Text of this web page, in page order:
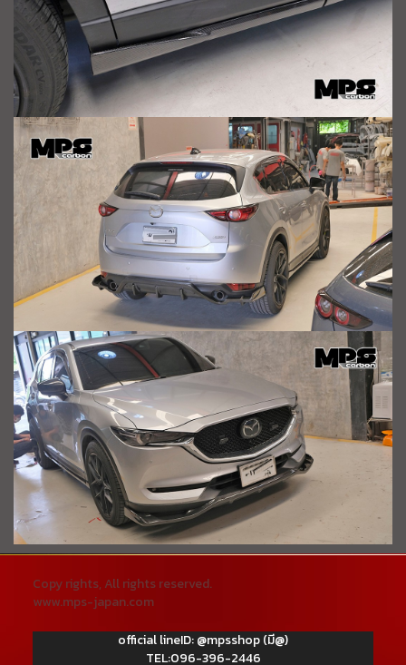
Copy rights, All rights reserved.
www.mps-japan.com
official lineID: @mpsshop (มี@)
TEL:096-396-2446